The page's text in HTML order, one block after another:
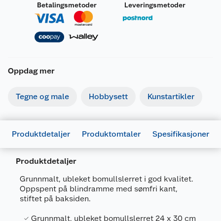
Betalingsmetoder Leveringsmetoder
Oppdag mer
Tegne og male Hobbysett Kunstartikler
Produktdetaljer Produktomtaler Spesifikasjoner
Produktdetaljer
Grunnmalt, ubleket bomullslerret i god kvalitet.
Oppspent på blindramme med sømfri kant,
stiftet på baksiden.
Grunnmalt, ubleket bomullslerret 24 x 30 cm
Generelt
Artikkelnummer
5707167656136
Leverandørens artikkelnummer
923156